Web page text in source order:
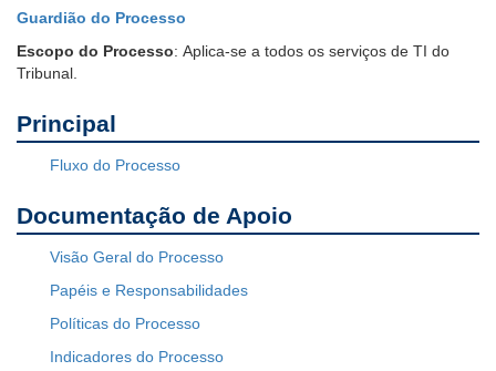
Legislação
Contato
Guardião do Processo
Escopo do Processo: Aplica-se a todos os serviços de TI do
Tribunal.
Principal
Fluxo do Processo
Documentação de Apoio
Visão Geral do Processo
Papéis e Responsabilidades
Políticas do Processo
Indicadores do Processo